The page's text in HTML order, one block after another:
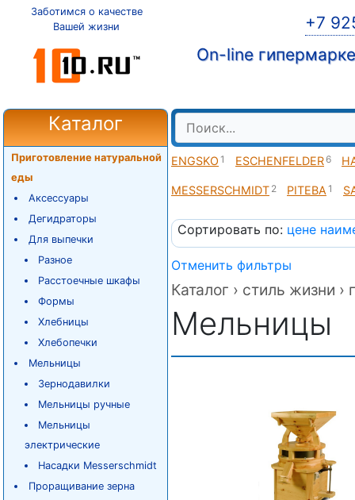
Заботимся о качестве
Вашей жизни
+7
On-line
Каталог
Приготовление натуральной
еды
Аксессуары
Дегидраторы
Для выпечки
Разное
Расстоечные шкафы
Формы
Хлебницы
Хлебопечки
Мельницы
Зернодавилки
Мельницы ручные
Мельницы
электрические
Насадки Messerschmidt
Проращивание зерна
ENGSKO 1 ESCHENFELDER 6
MESSERSCHMIDT 2 PITEBA 1
Сортировать по: цене
Отменить фильтры
Каталог › стиль жизни ›
Мельницы